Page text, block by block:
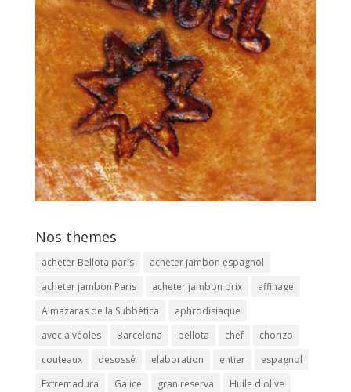
Nos themes
acheter Bellota paris
acheter jambon espagnol
acheter jambon Paris
acheter jambon prix
affinage
Almazaras de la Subbética
aphrodisiaque
avec alvéoles
Barcelona bellota chef
chorizo
couteaux
desossé elaboration entier
espagnol
Extremadura
Galice gran reserva
Huile d'olive